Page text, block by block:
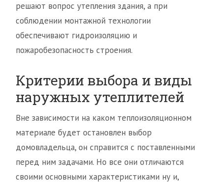
решают вопрос утепления здания, а при
соблюдении монтажной технологии
обеспечивают гидроизоляцию и
пожаробезопасность строения.
Критерии выбора и виды
наружных утеплителей
Вне зависимости на каком теплоизоляционном
материале будет остановлен выбор
домовладельца, он справится с поставленными
перед ним задачами. Но все они отличаются
своими основными характеристиками ну и,